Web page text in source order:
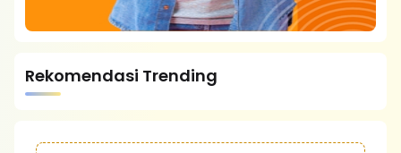
Rekomendasi Trending